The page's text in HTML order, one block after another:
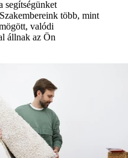
segítségünket
több, mint
valódi
állnak az Ön